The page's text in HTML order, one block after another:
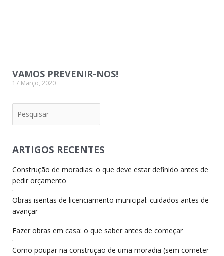
VAMOS PREVENIR-NOS!
17 Março, 2020
ARTIGOS RECENTES
Construção de moradias: o que deve estar definido antes de
pedir orçamento
Obras isentas de licenciamento municipal: cuidados antes de
avançar
Fazer obras em casa: o que saber antes de começar
Como poupar na construção de uma moradia (sem cometer